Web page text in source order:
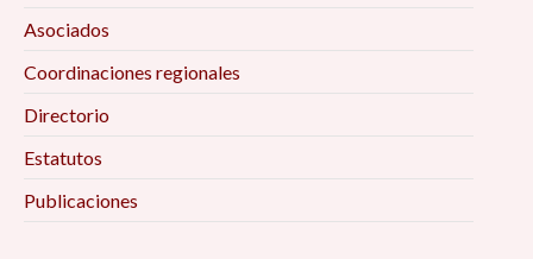
Asociados
Coordinaciones regionales
Directorio
Estatutos
Publicaciones